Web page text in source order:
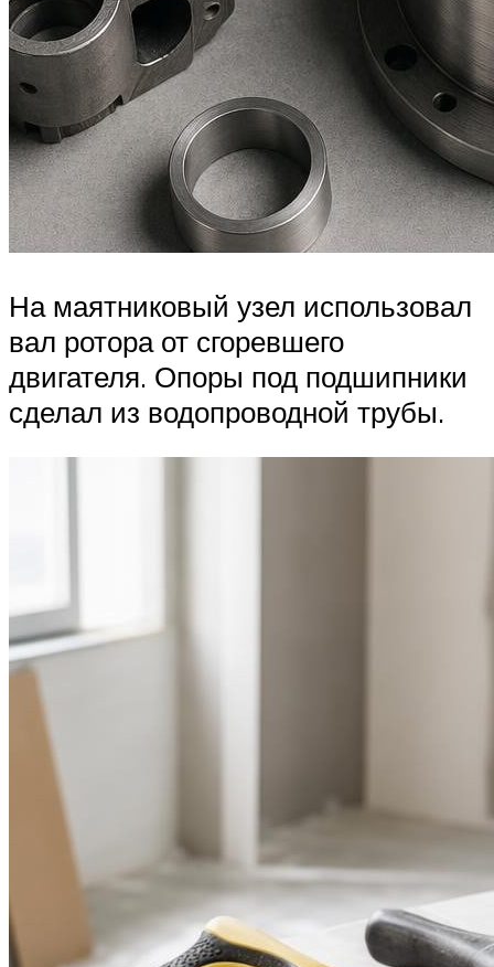
На маятниковый узел использовал
вал ротора от сгоревшего
двигателя. Опоры под подшипники
сделал из водопроводной трубы.